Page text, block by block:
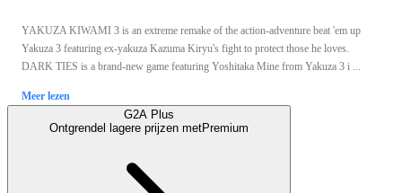
YAKUZA KIWAMI 3 is an extreme remake of the action-adventure beat 'em up
Yakuza 3 featuring ex-yakuza Kazuma Kiryu's fight to protect those he loves.
DARK TIES is a brand-new game featuring Yoshitaka Mine from Yakuza 3 i ...
Meer lezen
G2A Plus
Ontgrendel lagere prijzen metPremium